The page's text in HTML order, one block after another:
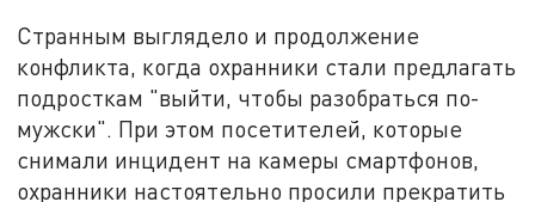
Странным выглядело и продолжение
конфликта, когда охранники стали предлагать
подросткам "выйти, чтобы разобраться по-
мужски". При этом посетителей, которые
снимали инцидент на камеры смартфонов,
охранники настоятельно просили прекратить